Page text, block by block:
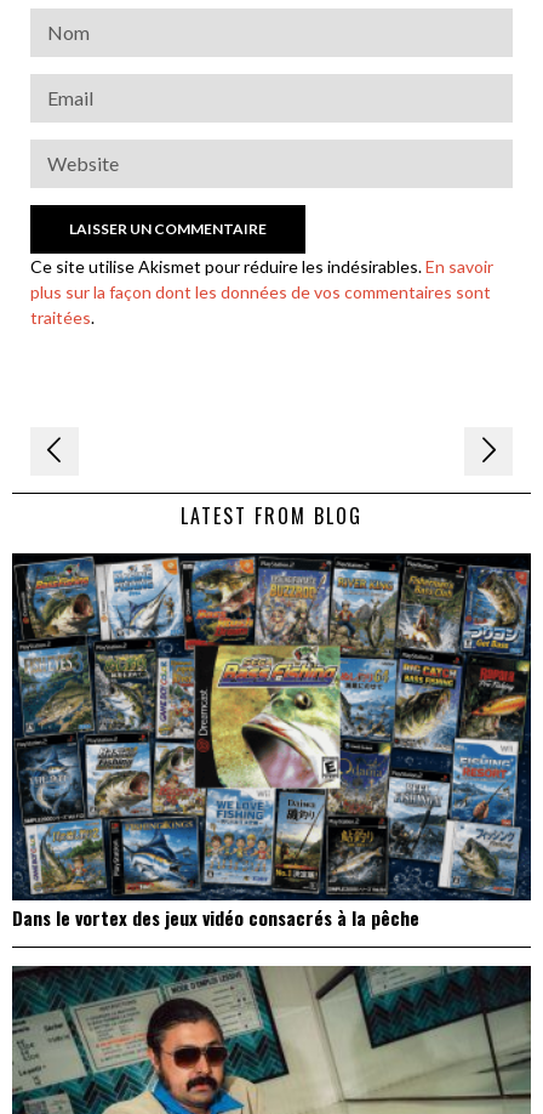
Ce site utilise Akismet pour réduire les indésirables.En savoir
plus sur la façon dont les données de vos commentaires sont
traitées.
Navigation
de LATEST FROM BLOG
Dans le vortex des jeux vidéo consacrés à la pêche